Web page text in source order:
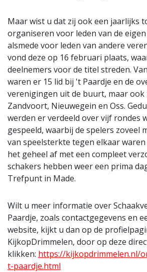
Maar wist u dat zij ook een jaarlijks
organiseren voor leden van de
alsmede voor leden van andere
vond deze op 16 februari plaats,
deelnemers voor de titel streden.
waren er 15 lid bij 't Paardje en de
verenigingen uit de buurt, maar ook
Zandvoort, Nieuwegein en Oss.
werden er verdeeld over vijf rondes
gespeeld, waarbij de spelers zoveel
van speelsterkte tegen elkaar
het geheel af met een compleet
schakers hebben weer een prima
Trefpunt in Made.
Wilt u meer informatie over
Paardje, zoals contactgegevens en
website, kijkt u dan op de
KijkopDrimmelen, door op deze
klikken: https://kijkopdrimmelen.nl/
t-paardje.html